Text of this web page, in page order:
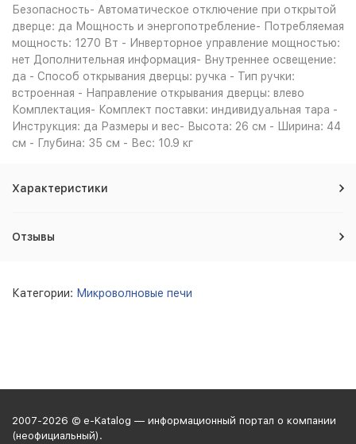
Безопасность- Автоматическое отключение при открытой
дверце: да Мощность и энергопотребление- Потребляемая
мощность: 1270 Вт - Инверторное управление мощностью:
нет Дополнительная информация- Внутреннее освещение:
да - Способ открывания дверцы: ручка - Тип ручки:
встроенная - Направление открывания дверцы: влево
Комплектация- Комплект поставки: индивидуальная тара -
Инструкция: да Размеры и вес- Высота: 26 см - Ширина: 44
см - Глубина: 35 см - Вес: 10.9 кг
Характеристики
Отзывы
Категории: Микроволновые печи
2007-2026 © e-Katalog — информационный портал о компании
(неофициальный).